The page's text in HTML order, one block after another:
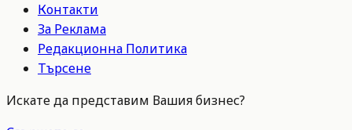
Контакти
За Реклама
Редакционна Политика
Търсене
Искате да представим Вашия бизнес?